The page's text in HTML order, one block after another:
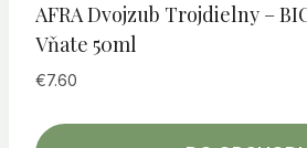
AFRA Dvojzub Trojdielny –
Vňate 50ml
€7.60